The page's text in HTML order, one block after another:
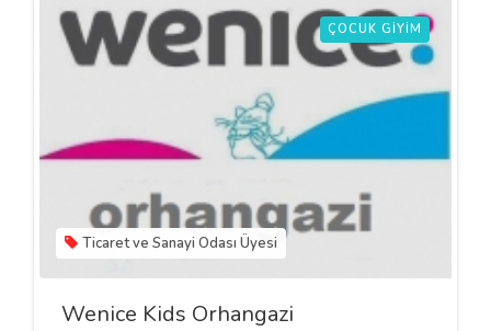
ÇOCUK GIYIM
Ticaret ve Sanayi Odası Üyesi
Wenice Kids Orhangazi